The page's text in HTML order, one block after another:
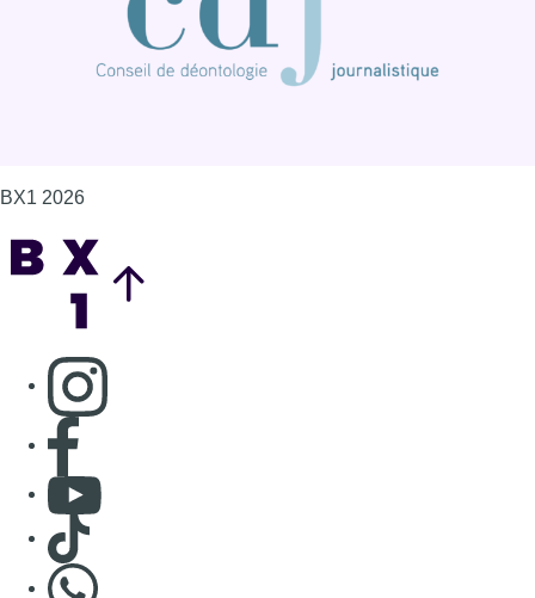
BX1 2026
Consulter page Instagram
Consulter page Facebook
Consulter Youtube
Consulter TikTok